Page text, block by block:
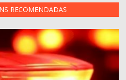
RECOMENDADAS